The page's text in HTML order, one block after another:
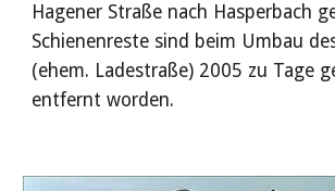
Hagener Straße nach Hasperbach
Schienenreste sind beim Umbau
(ehem. Ladestraße) 2005 zu Tage
entfernt worden.